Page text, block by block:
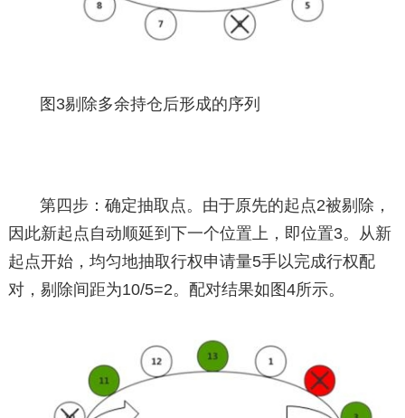
图3剔除多余持仓后形成的序列
第四步：确定抽取点。由于原先的起点2被剔除，
因此新起点自动顺延到下一个位置上，即位置3。从新
起点开始，均匀地抽取行权申请量5手以完成行权配
对，剔除间距为10/5=2。配对结果如图4所示。